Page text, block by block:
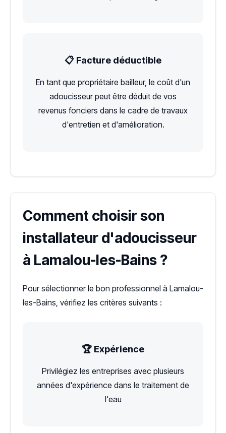
📋 Facture déductible
En tant que propriétaire bailleur, le coût d'un
adoucisseur peut être déduit de vos
revenus fonciers dans le cadre de travaux
d'entretien et d'amélioration.
Comment choisir son
installateur d'adoucisseur
à Lamalou-les-Bains ?
Pour sélectionner le bon professionnel à Lamalou-
les-Bains, vérifiez les critères suivants :
🏆 Expérience
Privilégiez les entreprises avec plusieurs
années d'expérience dans le traitement de
l'eau